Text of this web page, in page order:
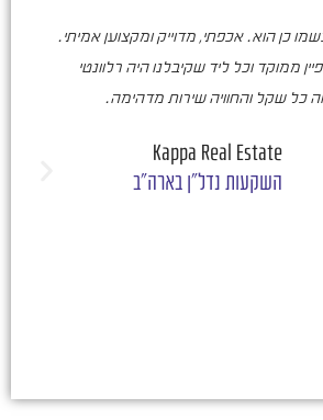
כן הוא. אכפתי, מדוייק ומקצוען אמיתי.
ממוקד וכל ליד שקיבלנו היה רלוונטי
כל שקל והחוויה שירות מדהימה.
Kappa Real Estate
השקעות נדל"ן בארה"ב